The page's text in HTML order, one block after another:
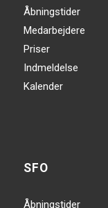
Åbningstider
Medarbejdere
Priser
Indmeldelse
Kalender
SFO
Åbningstider